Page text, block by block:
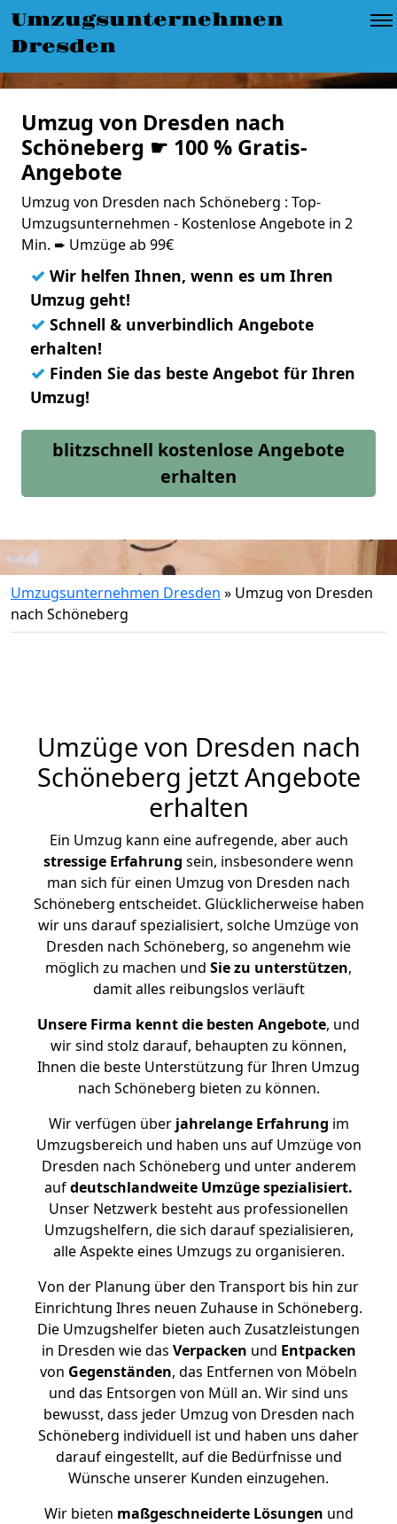
Umzugsunternehmen
Dresden
Umzug von Dresden nach
Schöneberg ☛ 100 % Gratis-
Angebote
Umzug von Dresden nach Schöneberg : Top-
Umzugsunternehmen - Kostenlose Angebote in 2
Min. ➨ Umzüge ab 99€
✓ Wir helfen Ihnen, wenn es um Ihren
Umzug geht!
✓ Schnell & unverbindlich Angebote
erhalten!
✓ Finden Sie das beste Angebot für Ihren
Umzug!
blitzschnell kostenlose Angebote
erhalten
Umzugsunternehmen Dresden » Umzug von Dresden
nach Schöneberg
Umzüge von Dresden nach
Schöneberg jetzt Angebote
erhalten
Ein Umzug kann eine aufregende, aber auch
stressige Erfahrung sein, insbesondere wenn
man sich für einen Umzug von Dresden nach
Schöneberg entscheidet. Glücklicherweise haben
wir uns darauf spezialisiert, solche Umzüge von
Dresden nach Schöneberg, so angenehm wie
möglich zu machen und Sie zu unterstützen,
damit alles reibungslos verläuft
Unsere Firma kennt die besten Angebote, und
wir sind stolz darauf, behaupten zu können,
Ihnen die beste Unterstützung für Ihren Umzug
nach Schöneberg bieten zu können.
Wir verfügen überjahrelange Erfahrung im
Umzugsbereich und haben uns auf Umzüge von
Dresden nach Schöneberg und unter anderem
aufdeutschlandweite Umzüge spezialisiert.
Unser Netzwerk besteht aus professionellen
Umzugshelfern, die sich darauf spezialisieren,
alle Aspekte eines Umzugs zu organisieren.
Von der Planung über den Transport bis hin zur
Einrichtung Ihres neuen Zuhause in Schöneberg.
Die Umzugshelfer bieten auch Zusatzleistungen
in Dresden wie das Verpacken und Entpacken
von Gegenständen, das Entfernen von Möbeln
und das Entsorgen von Müll an. Wir sind uns
bewusst, dass jeder Umzug von Dresden nach
Schöneberg individuell ist und haben uns daher
darauf eingestellt, auf die Bedürfnisse und
Wünsche unserer Kunden einzugehen.
Wir bieten maßgeschneiderte Lösungen und